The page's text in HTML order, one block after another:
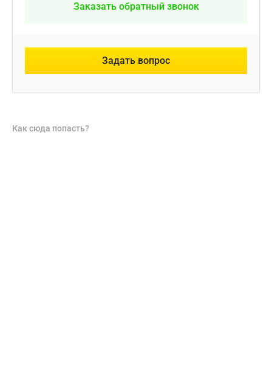
Заказать обратный звонок
Задать вопрос
Как сюда попасть?